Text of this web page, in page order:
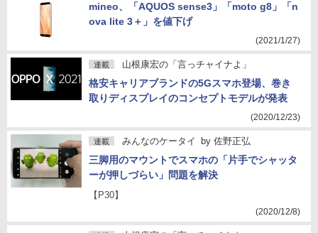
mineo、「AQUOS sense3」「moto g8」「n
ova lite 3＋」を値下げ
(2021/1/27)
連載 山根康宏の「言っチャイナよ」
格安キャリアブランドの5Gスマホ登場、巻き
取りディスプレイのコンセプトモデルが発表
(2020/12/23)
連載 みんなのケータイ by 佐野正弘
三脚用のマウントでスマホの「片手でシャッタ
ーが押しづらい」問題を解決
【P30】
(2020/12/8)